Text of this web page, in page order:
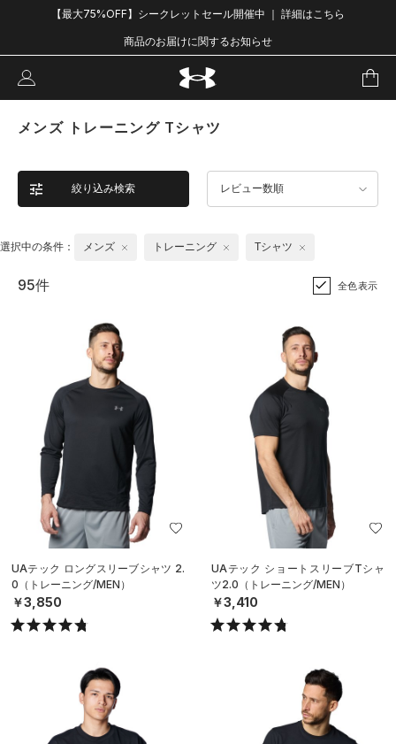
【最大75%OFF】シークレットセール開催中 ｜ 詳細はこちら
商品のお届けに関するお知らせ
メンズ トレーニング Tシャツ
絞り込み検索 レビュー数順
選択中の条件： メンズ トレーニング Tシャツ
95件 全色表示
UAテック ロングスリーブシャツ 2.
0（トレーニング/MEN）
￥3,850
UAテック ショートスリーブTシャ
ツ2.0（トレーニング/MEN）
￥3,410